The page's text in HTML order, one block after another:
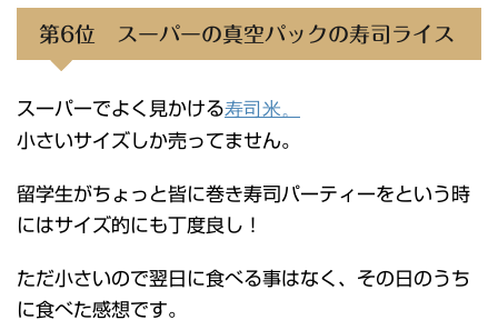
第6位 スーパーの真空パックの寿司ライス
スーパーでよく見かける寿司米。
小さいサイズしか売ってません。
留学生がちょっと皆に巻き寿司パーティーをという時
にはサイズ的にも丁度良し！
ただ小さいので翌日に食べる事はなく、その日のうち
に食べた感想です。